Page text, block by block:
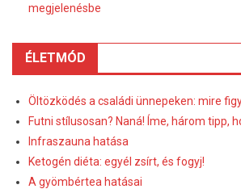
megjelenésbe
ÉLETMÓD
Öltözködés a családi ünnepeken: mire
Futni stílusosan? Naná! Íme, három tipp,
Infraszauna hatása
Ketogén diéta: egyél zsírt, és fogyj!
A gyömbértea hatásai